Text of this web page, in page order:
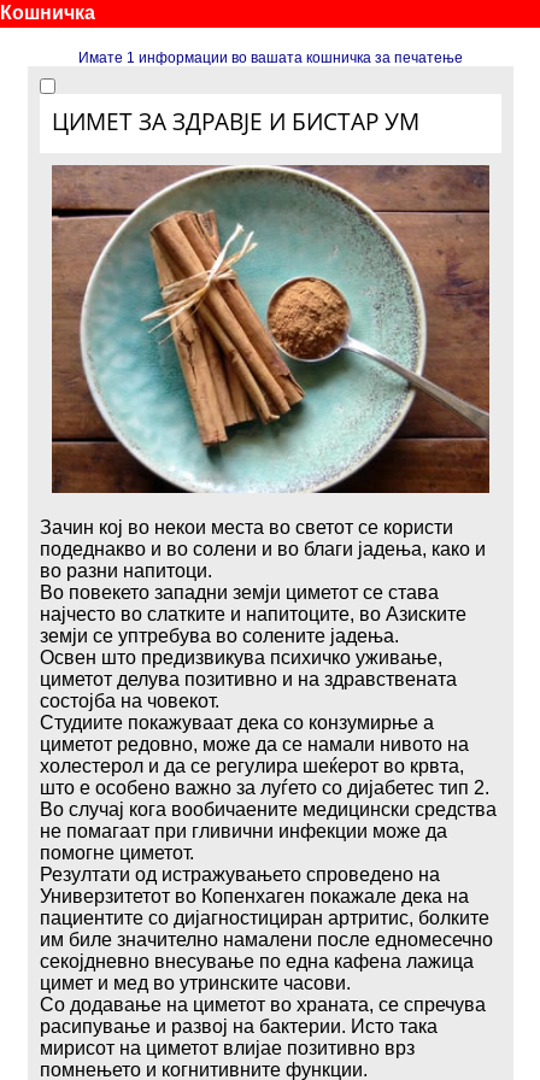
Кошничка
Имате 1 информации во вашата кошничка за печатење
ЦИМЕТ ЗА ЗДРАВЈЕ И БИСТАР УМ
Зачин кој во некои места во светот се користи
подеднакво и во солени и во благи јадења, како и
во разни напитоци.
Во повекето западни земји циметот се става
најчесто во слатките и напитоците, во Азиските
земји се уптребува во солените јадења.
Освен што предизвикува психичко уживање,
циметот делува позитивно и на здравствената
состојба на човекот.
Студиите покажуваат дека со конзумирње а
циметот редовно, може да се намали нивото на
холестерол и да се регулира шеќерот во крвта,
што е особено важно за луѓето со дијабетес тип 2.
Во случај кога вообичаените медицински средства
не помагаат при гливични инфекции може да
помогне циметот.
Резултати од истражувањето спроведено на
Универзитетот во Копенхаген покажале дека на
пациентите со дијагностициран артритис, болките
им биле значително намалени после едномесечно
секојдневно внесување по една кафена лажица
цимет и мед во утринските часови.
Со додавање на циметот во храната, се спречува
расипување и развој на бактерии. Исто така
мирисот на циметот влијае позитивно врз
помнењето и когнитивните функции.